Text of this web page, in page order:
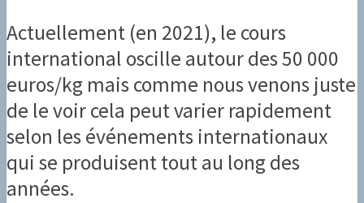
Actuellement (en 2021), le cours
international oscille autour des 50 000
euros/kg mais comme nous venons juste
de le voir cela peut varier rapidement
selon les événements internationaux
qui se produisent tout au long des
années.